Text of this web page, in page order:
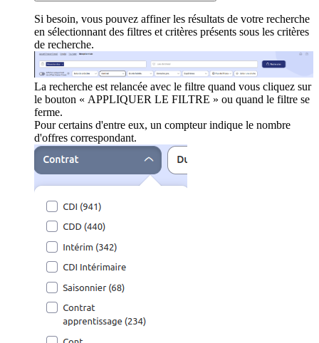
Si besoin, vous pouvez affiner les résultats de votre recherche
en sélectionnant des filtres et critères présents sous les critères
de recherche.
La recherche est relancée avec le filtre quand vous cliquez sur
le bouton « APPLIQUER LE FILTRE » ou quand le filtre se
ferme.
Pour certains d'entre eux, un compteur indique le nombre
d'offres correspondant.